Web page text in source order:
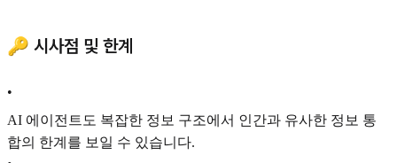
🔑 시사점 및 한계
•
AI 에이전트도 복잡한 정보 구조에서 인간과 유사한 정보 통
합의 한계를 보일 수 있습니다.